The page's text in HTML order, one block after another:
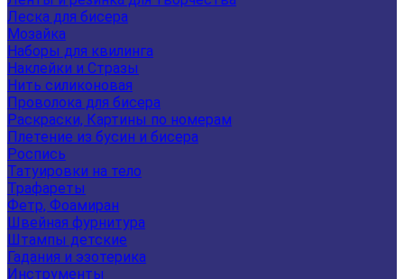
Леска для бисера
Мозайка
Наборы для квилинга
Наклейки и Стразы
Нить силиконовая
Проволока для бисера
Раскраски, Картины по номерам
Плетение из бусин и бисера
Роспись
Татуировки на тело
Трафареты
Фетр, Фоамиран
Швейная фурнитура
Штампы детские
Гадания и эзотерика
Инструменты